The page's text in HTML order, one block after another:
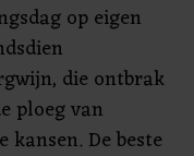
op eigen
die ontbrak
ploeg van
De beste